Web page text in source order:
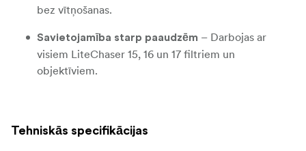
bez vītņošanas.
Savietojamība starp paaudzēm – Darbojas ar
visiem LiteChaser 15, 16 un 17 filtriem un
objektīviem.
attālināti ar vienu universālu rīku.
Tehniskās specifikācijas